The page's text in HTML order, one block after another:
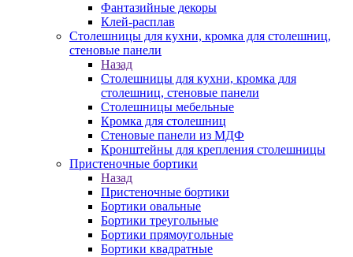
Фантазийные декоры
Клей-расплав
Столешницы для кухни, кромка для столешниц,
стеновые панели
Назад
Столешницы для кухни, кромка для
столешниц, стеновые панели
Столешницы мебельные
Кромка для столешниц
Стеновые панели из МДФ
Кронштейны для крепления столешницы
Пристеночные бортики
Назад
Пристеночные бортики
Бортики овальные
Бортики треугольные
Бортики прямоугольные
Бортики квадратные